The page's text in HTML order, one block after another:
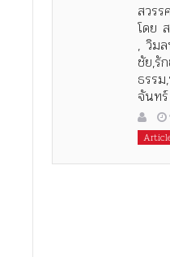
สวร
โดย
, วิม
ชัย,รั
ธรร
จันทร์